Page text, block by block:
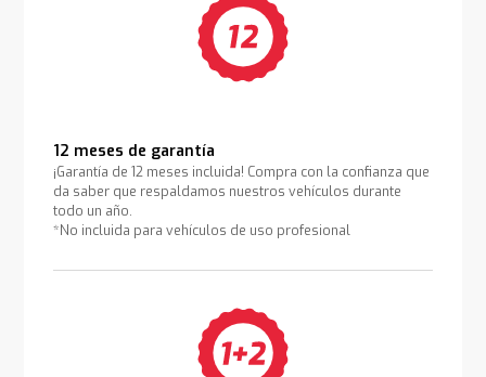
12 meses de garantía
¡Garantía de 12 meses incluida! Compra con la confianza que
da saber que respaldamos nuestros vehículos durante
todo un año.
*No incluida para vehículos de uso profesional